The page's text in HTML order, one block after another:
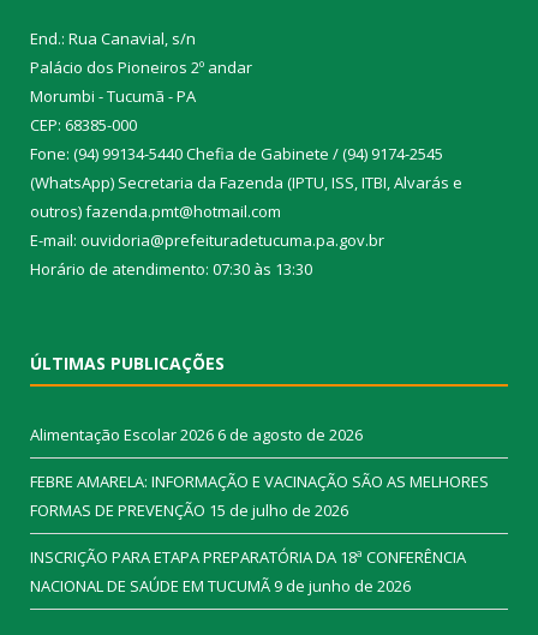
End.: Rua Canavial, s/n
Palácio dos Pioneiros 2º andar
Morumbi - Tucumã - PA
CEP: 68385-000
Fone: (94) 99134-5440 Chefia de Gabinete / (94) 9174-2545
(WhatsApp) Secretaria da Fazenda (IPTU, ISS, ITBI, Alvarás e
outros) fazenda.pmt@hotmail.com
E-mail: ouvidoria@prefeituradetucuma.pa.gov.br
Horário de atendimento: 07:30 às 13:30
ÚLTIMAS PUBLICAÇÕES
Alimentação Escolar 20266 de agosto de 2026
FEBRE AMARELA: INFORMAÇÃO E VACINAÇÃO SÃO AS MELHORES
FORMAS DE PREVENÇÃO 15 de julho de 2026
INSCRIÇÃO PARA ETAPA PREPARATÓRIA DA 18ª CONFERÊNCIA
NACIONAL DE SAÚDE EM TUCUMÃ9 de junho de 2026